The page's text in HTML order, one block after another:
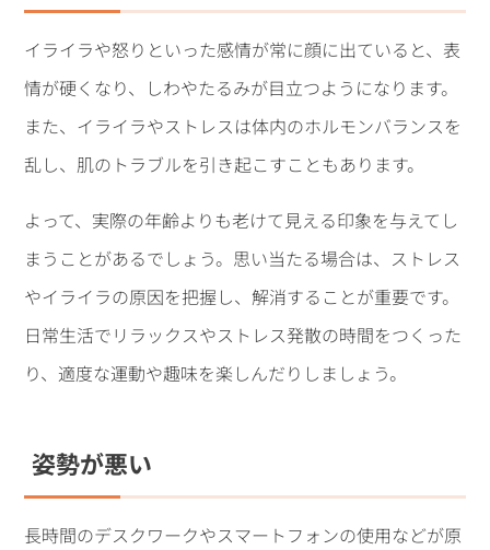
イライラや怒りといった感情が常に顔に出ていると、表
情が硬くなり、しわやたるみが目立つようになります。
また、イライラやストレスは体内のホルモンバランスを
乱し、肌のトラブルを引き起こすこともあります。
よって、実際の年齢よりも老けて見える印象を与えてし
まうことがあるでしょう。思い当たる場合は、ストレス
やイライラの原因を把握し、解消することが重要です。
日常生活でリラックスやストレス発散の時間をつくった
り、適度な運動や趣味を楽しんだりしましょう。
姿勢が悪い
長時間のデスクワークやスマートフォンの使用などが原